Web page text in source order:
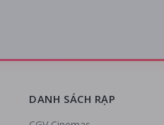
DANH SÁCH RẠP